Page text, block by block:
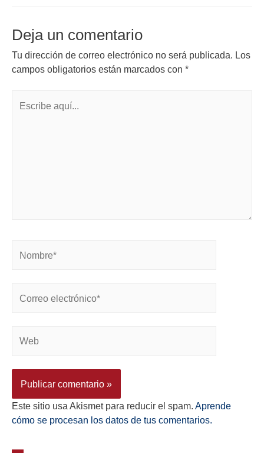
Deja un comentario
Tu dirección de correo electrónico no será publicada. Los
campos obligatorios están marcados con *
Este sitio usa Akismet para reducir el spam. Aprende
cómo se procesan los datos de tus comentarios.